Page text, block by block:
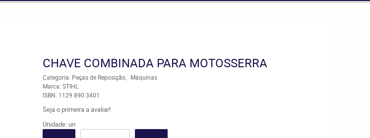
CHAVE COMBINADA PARA MOTOSSERRA
Categoria: Peças de Reposição
Máquinas
Marca: STIHL
ISBN: 1129 890 3401
Seja o primeira a avaliar!
Unidade: un